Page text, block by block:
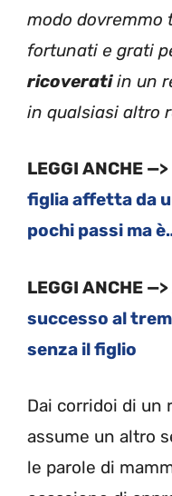
modo dovremmo
fortunati e grati
ricoveratiin un
in qualsiasi altro
LEGGI ANCHE —>
figlia affetta da
pochi passi ma
LEGGI ANCHE —>
successo al
senza il figlio
Dai corridoi di un
assume un altro
le parole di